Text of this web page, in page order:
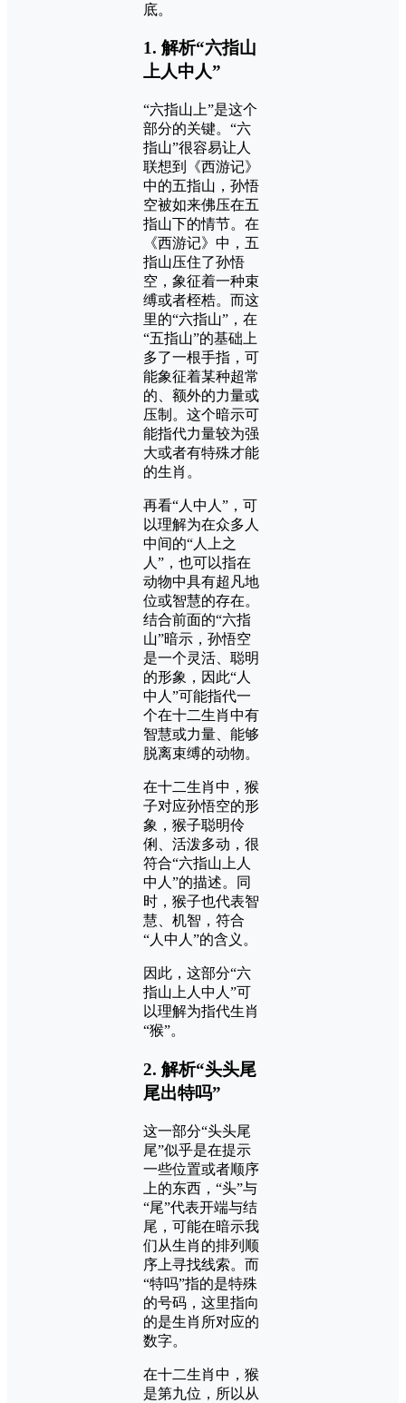
底。
1. 解析“六指山
上人中人”
“六指山上”是这个
部分的关键。“六
指山”很容易让人
联想到《西游记》
中的五指山，孙悟
空被如来佛压在五
指山下的情节。在
《西游记》中，五
指山压住了孙悟
空，象征着一种束
缚或者桎梏。而这
里的“六指山”，在
“五指山”的基础上
多了一根手指，可
能象征着某种超常
的、额外的力量或
压制。这个暗示可
能指代力量较为强
大或者有特殊才能
的生肖。
再看“人中人”，可
以理解为在众多人
中间的“人上之
人”，也可以指在
动物中具有超凡地
位或智慧的存在。
结合前面的“六指
山”暗示，孙悟空
是一个灵活、聪明
的形象，因此“人
中人”可能指代一
个在十二生肖中有
智慧或力量、能够
脱离束缚的动物。
在十二生肖中，猴
子对应孙悟空的形
象，猴子聪明伶
俐、活泼多动，很
符合“六指山上人
中人”的描述。同
时，猴子也代表智
慧、机智，符合
“人中人”的含义。
因此，这部分“六
指山上人中人”可
以理解为指代生肖
“猴”。
2. 解析“头头尾
尾出特吗”
这一部分“头头尾
尾”似乎是在提示
一些位置或者顺序
上的东西，“头”与
“尾”代表开端与结
尾，可能在暗示我
们从生肖的排列顺
序上寻找线索。而
“特吗”指的是特殊
的号码，这里指向
的是生肖所对应的
数字。
在十二生肖中，猴
是第九位，所以从